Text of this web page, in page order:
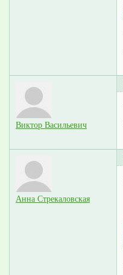
Виктор Васильевич
Анна Стрекаловская